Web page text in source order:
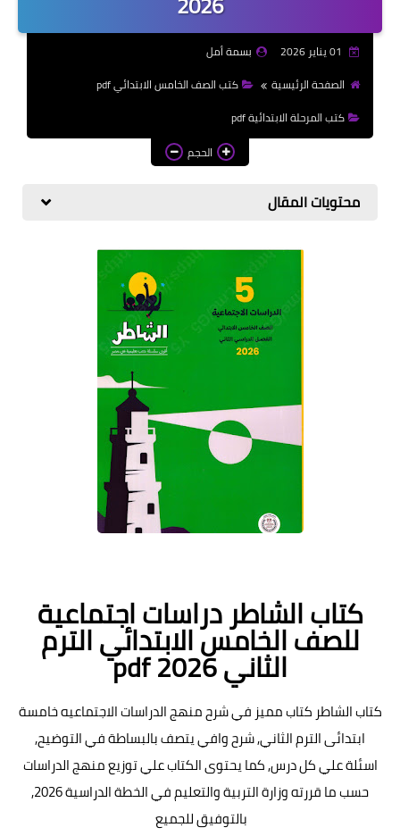
الازهرية
بسمة أمل
الصفحة الرئيسية
كتب الصف الخامس الابتدائي pdf
كتب المرحلة الابتدائية pdf
الحجم
محتويات المقال
كتاب الشاطر دراسات اجتماعية
للصف الخامس الابتدائي الترم
الثاني pdf 2026
كتاب الشاطر كتاب مميز في شرح منهج الدراسات الاجتماعيه خامسة
ابتدائى الترم الثاني, شرح وافي يتصف بالبساطة في التوضيح,
اسئلة علي كل درس, كما يحتوى الكتاب علي توزيع منهج الدراسات
حسب ما قررته وزارة التربية والتعليم في الخطة الدراسية 2026,
بالتوفيق للجميع